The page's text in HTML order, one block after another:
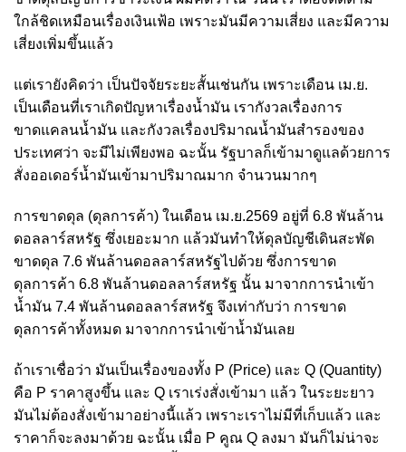
ใกล้ชิดเหมือนเรื่องเงินเฟ้อ เพราะมันมีความเสี่ยง และมีความ
เสี่ยงเพิ่มขึ้นแล้ว
แต่เรายังคิดว่า เป็นปัจจัยระยะสั้นเช่นกัน เพราะเดือน เม.ย.
เป็นเดือนที่เราเกิดปัญหาเรื่องน้ำมัน เรากังวลเรื่องการ
ขาดแคลนน้ำมัน และกังวลเรื่องปริมาณน้ำมันสำรองของ
ประเทศว่า จะมีไม่เพียงพอ ฉะนั้น รัฐบาลก็เข้ามาดูแลด้วยการ
สั่งออเดอร์น้ำมันเข้ามาปริมาณมาก จำนวนมากๆ
การขาดดุล (ดุลการค้า) ในเดือน เม.ย.2569 อยู่ที่ 6.8 พันล้าน
ดอลลาร์สหรัฐ ซึ่งเยอะมาก แล้วมันทำให้ดุลบัญชีเดินสะพัด
ขาดดุล 7.6 พันล้านดอลลาร์สหรัฐไปด้วย ซึ่งการขาด
ดุลการค้า 6.8 พันล้านดอลลาร์สหรัฐ นั้น มาจากการนำเข้า
น้ำมัน 7.4 พันล้านดอลลาร์สหรัฐ จึงเท่ากับว่า การขาด
ดุลการค้าทั้งหมด มาจากการนำเข้าน้ำมันเลย
ถ้าเราเชื่อว่า มันเป็นเรื่องของทั้ง P (Price) และ Q (Quantity)
คือ P ราคาสูงขึ้น และ Q เราเร่งสั่งเข้ามา แล้ว ในระยะยาว
มันไม่ต้องสั่งเข้ามาอย่างนี้แล้ว เพราะเราไม่มีที่เก็บแล้ว และ
ราคาก็จะลงมาด้วย ฉะนั้น เมื่อ P คูณ Q ลงมา มันก็ไม่น่าจะ